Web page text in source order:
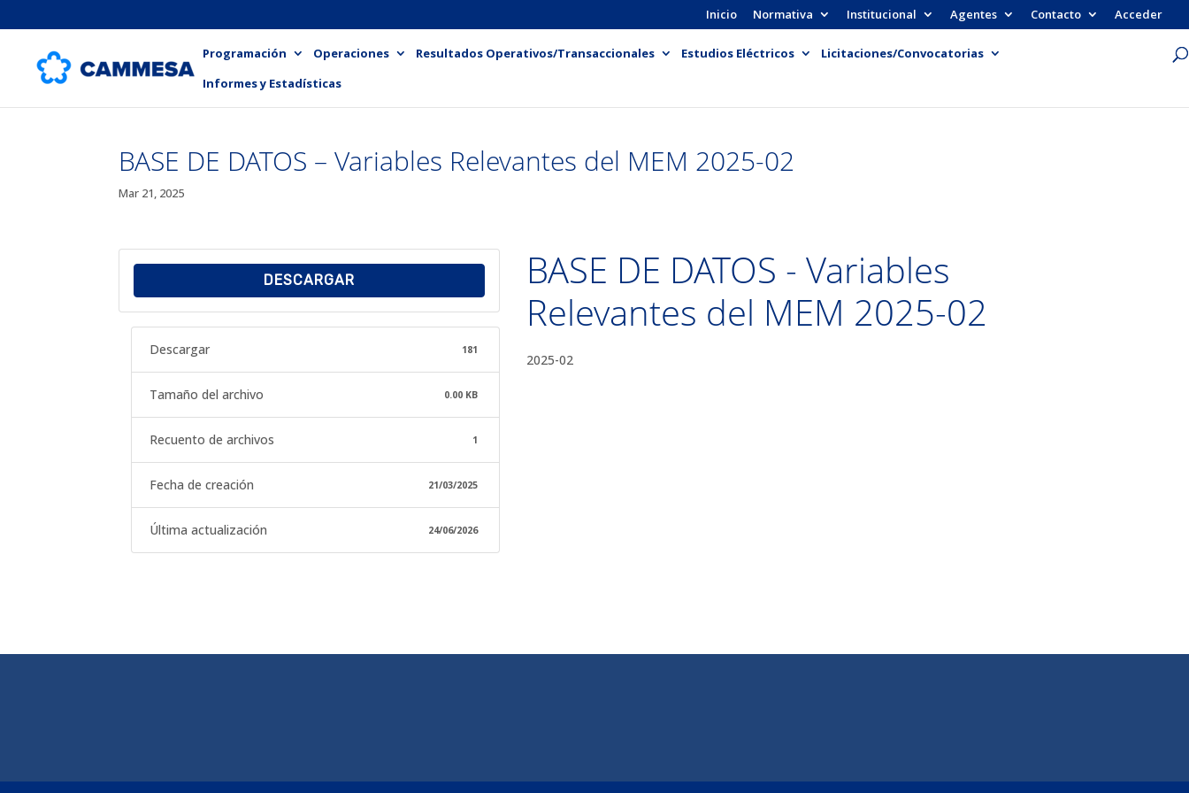
Inicio Normativa Institucional Agentes Contacto Acceder
Programación Operaciones Resultados Operativos/Transaccionales Estudios Eléctricos
Licitaciones/Convocatorias
Informes y Estadísticas
BASE DE DATOS – Variables Relevantes del MEM 2025-02
Mar 21, 2025
DESCARGAR
Descargar 181
Tamaño del archivo 0.00 KB
Recuento de archivos 1
Fecha de creación 21/03/2025
Última actualización 24/06/2026
BASE DE DATOS - Variables
Relevantes del MEM 2025-02
2025-02